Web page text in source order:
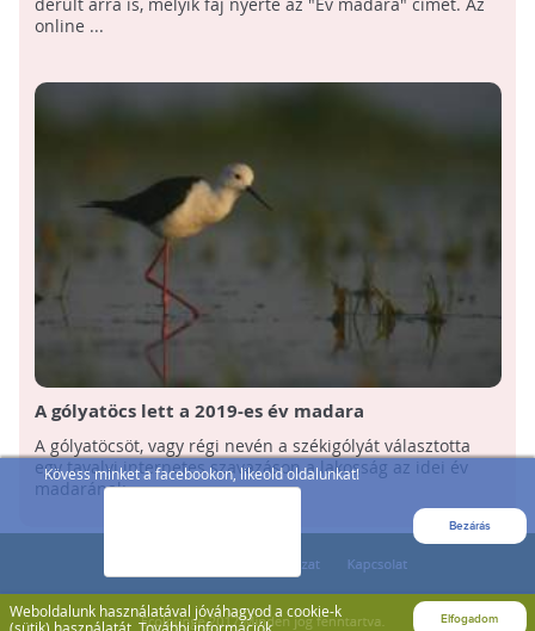
Kövess minket a facebookon, likeold oldalunkat!
Bezárás
Weboldalunk használatával jóváhagyod a cookie-k
Elfogadom
derült arra is, melyik faj nyerte az "Év madara" címet. Az
online ...
A gólyatöcs lett a 2019-es év madara
A gólyatöcsöt, vagy régi nevén a székigólyát választotta
egy tavalyi internetes szavazáson a lakosság az idei év
madarának, ...